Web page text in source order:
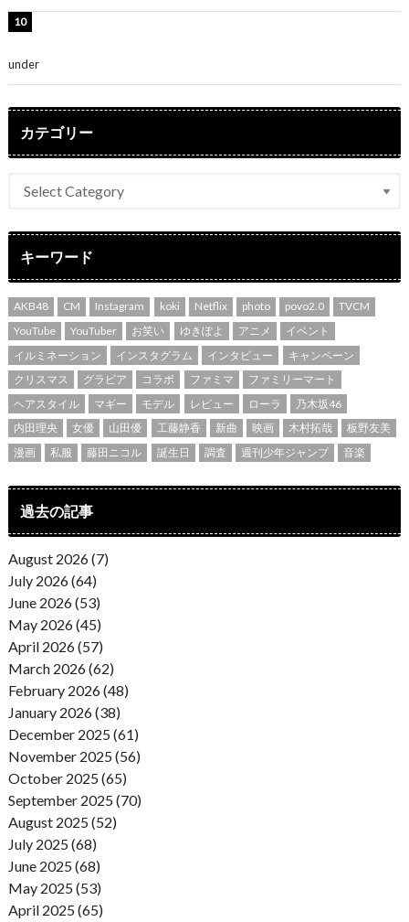
under
カテゴリー
キーワード
AKB48 CM Instagram koki Netflix photo povo2.0
TVCM
YouTube
YouTuber お笑い ゆきぽよ アニメ
イベント
イルミネーション
インスタグラム インタビュー
キャンペーン
クリスマス
グラビア コラボ ファミマ
ファミリーマート
ヘアスタイル
マギー モデル レビュー ローラ
乃木坂46
内田理央
女優 山田優 工藤静香 新曲 映画 木村拓哉
板野友美
漫画
私服 藤田ニコル 誕生日 調査 週刊少年ジャンプ 音楽
過去の記事
August 2026 (7)
July 2026 (64)
June 2026 (53)
May 2026 (45)
April 2026 (57)
March 2026 (62)
February 2026 (48)
January 2026 (38)
December 2025 (61)
November 2025 (56)
October 2025 (65)
September 2025 (70)
August 2025 (52)
July 2025 (68)
June 2025 (68)
May 2025 (53)
April 2025 (65)